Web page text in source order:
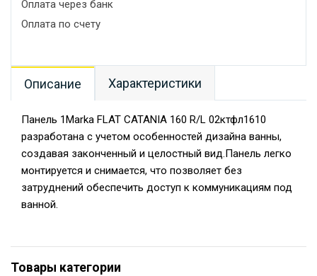
Оплата через банк
Оплата по счету
Описание Характеристики
Панель 1Marka FLAT CATANIA 160 R/L 02ктфл1610
разработана с учетом особенностей дизайна ванны,
создавая законченный и целостный вид.Панель легко
монтируется и снимается, что позволяет без
затруднений обеспечить доступ к коммуникациям под
ванной.
Товары категории